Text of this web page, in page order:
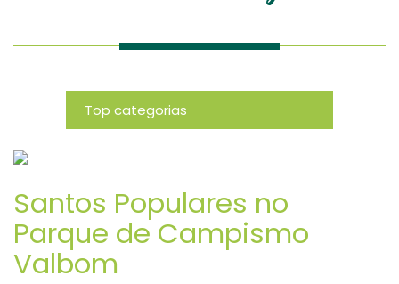
Top categorias
Santos Populares no
Parque de Campismo
Valbom